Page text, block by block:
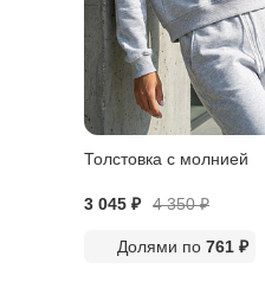
Толстовка с молнией
3 045 ₽ 4 350₽
Долями по 761 ₽